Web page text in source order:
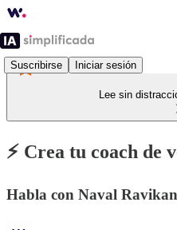
Suscribirse Iniciar sesión
Lee sin
⚡️ Crea tu coach de
Habla con Naval